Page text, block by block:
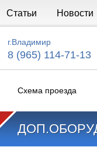
Статьи Новости
г.Владимир
8 (965) 114-71-13
Схема проезда